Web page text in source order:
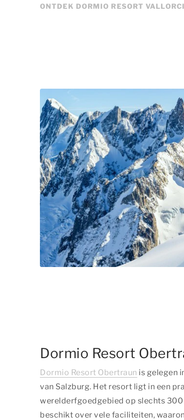
ONTDEK DORMIO RESORT
Dormio Resort
Dormio Resort Obertraun is gelegen
van Salzburg. Het resort ligt in een
werelderfgoedgebied op slechts
beschikt over vele faciliteiten,